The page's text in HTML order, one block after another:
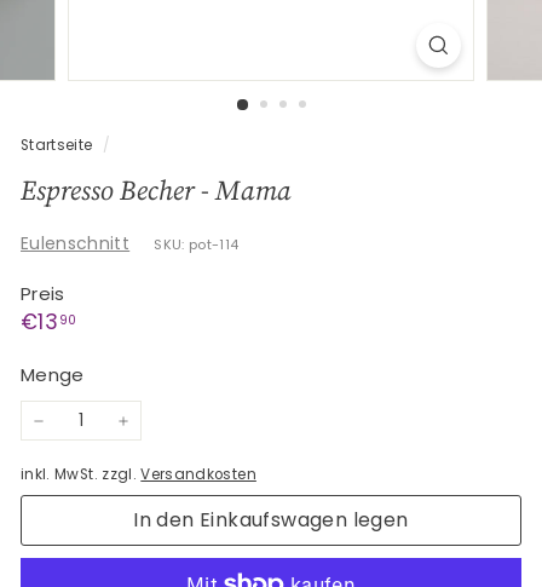
h
n
k
Startseite /
Espresso Becher - Mama
Eulenschnitt SKU: pot-114
Preis
Normaler
€13 90
Menge
− +
inkl. MwSt. zzgl.Versandkosten
In den Einkaufswagen legen